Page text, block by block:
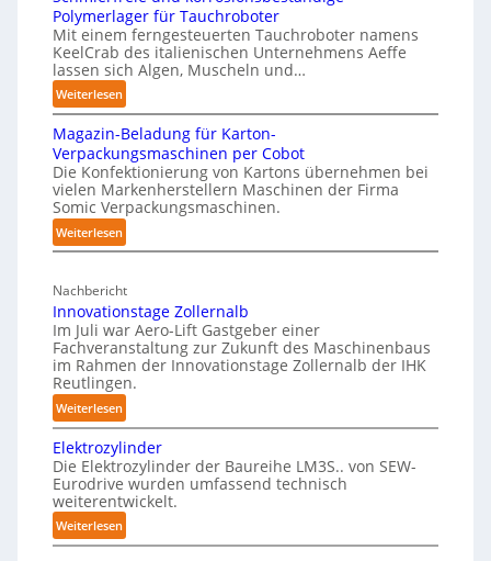
z
w
e
k
f
ü
r
P
y
c
a
l
o
t
s
t
n
d
i
m
K
k
e
n
u
i
t
e
p
e
r
z
u
A
u
s
r
u
n
Polymerlager für Tauchroboter
Mit einem ferngesteuerten Tauchroboter namens
KeelCrab des italienischen Unternehmens Aeffe
lassen sich Algen, Muscheln und…
Weiterlesen:
S
c
h
m
i
e
r
i
e
u
n
d
k
o
r
r
o
s
i
Magazin-Beladung für Karton-
Verpackungsmaschinen per Cobot
Die Konfektionierung von Kartons übernehmen bei
vielen Markenherstellern Maschinen der Firma
Somic Verpackungsmaschinen.
Weiterlesen:
M
g
a
z
i
n
-
B
e
l
a
d
u
n
Nachbericht
Innovationstage Zollernalb
Im Juli war Aero-Lift Gastgeber einer
Fachveranstaltung zur Zukunft des Maschinenbaus
im Rahmen der Innovationstage Zollernalb der IHK
Reutlingen.
Weiterlesen:
I
n
n
o
v
a
Elektrozylinder
Die Elektrozylinder der Baureihe LM3S.. von SEW-
Eurodrive wurden umfassend technisch
weiterentwickelt.
Weiterlesen:
E